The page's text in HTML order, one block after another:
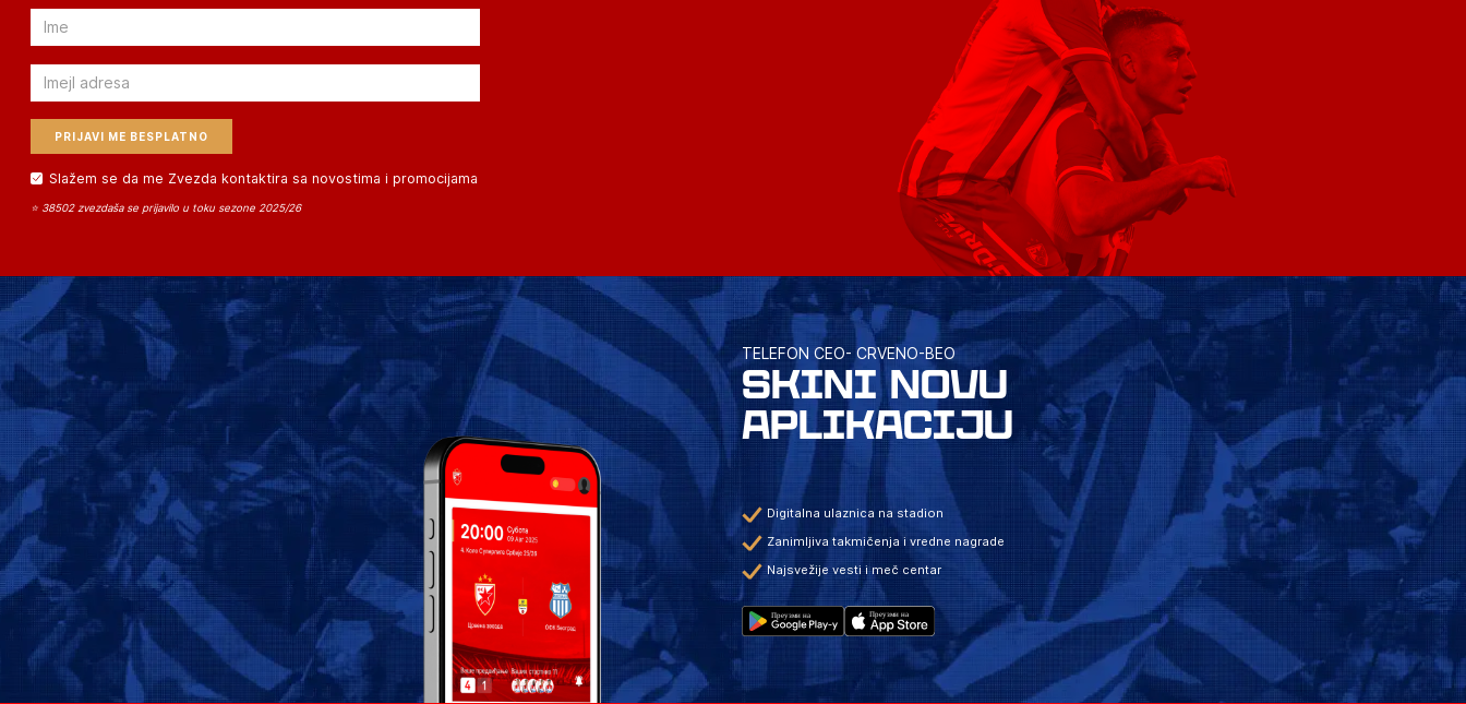
Email
Email
Slažem se da me Zvezda kontaktira sa novostima i promocijama
⭐ 38502 zvezdaša se prijavilo u toku sezone 2025/26
TELEFON CEO- CRVENO-BEO
SKINI NOVU
APLIKACIJU
Digitalna ulaznica na stadion
Zanimljiva takmičenja i vredne nagrade
Najsvežije vesti i meč centar